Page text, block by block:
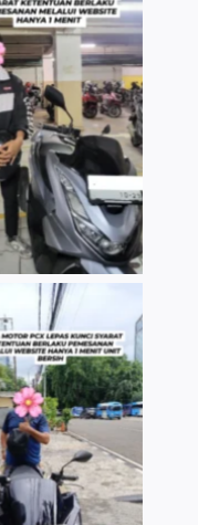
TNo Caption
TNo Caption